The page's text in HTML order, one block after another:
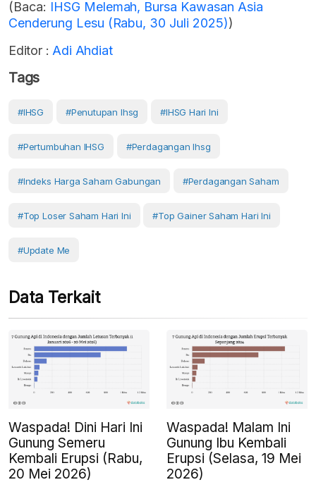
(Baca: IHSG Melemah, Bursa Kawasan Asia
Cenderung Lesu (Rabu, 30 Juli 2025))
Editor : Adi Ahdiat
Tags
#IHSG #penutupan Ihsg #IHSG Hari Ini
#Pertumbuhan IHSG #perdagangan Ihsg
#Indeks Harga Saham Gabungan #Perdagangan Saham
#top Loser Saham Hari Ini #top Gainer Saham Hari Ini
#Update Me
Data Terkait
Waspada! Dini Hari Ini
Gunung Semeru
Kembali Erupsi (Rabu,
20 Mei 2026)
Waspada! Malam Ini
Gunung Ibu Kembali
Erupsi (Selasa, 19 Mei
2026)